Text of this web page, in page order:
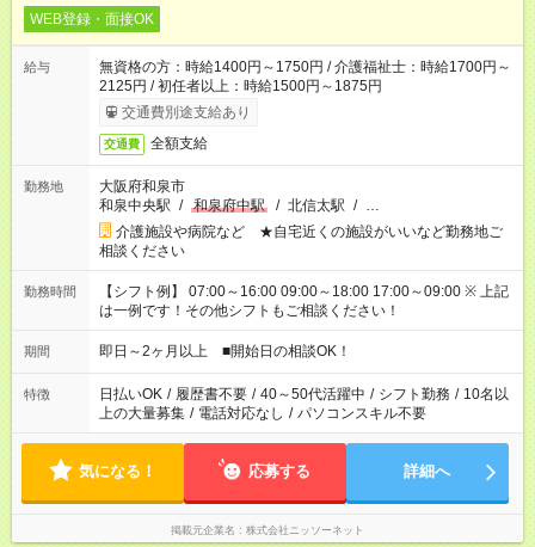
WEB登録・面接OK
給与
無資格の方：時給1400円～1750円 / 介護福祉士：時給1700円～
2125円 / 初任者以上：時給1500円～1875円
交通費別途支給あり
交通費 全額支給
勤務地
大阪府和泉市
和泉中央駅 / 和泉府中駅 / 北信太駅 / …
介護施設や病院など ★自宅近くの施設がいいなど勤務地ご
相談ください
勤務時間
【シフト例】 07:00～16:00 09:00～18:00 17:00～09:00 ※ 上記
は一例です！その他シフトもご相談ください！
期間 即日～2ヶ月以上 ■開始日の相談OK！
特徴 日払いOK / 履歴書不要 / 40～50代活躍中 / シフト勤務 / 10名以
上の大量募集 / 電話対応なし / パソコンスキル不要
気になる！ 応募する 詳細へ
掲載元企業名 株式会社ニッソーネット